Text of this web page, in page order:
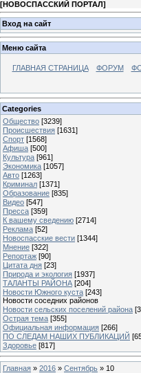
[НОВОСПАССКИЙ ПОРТАЛ]
Вход на сайт
Меню сайта
ГЛАВНАЯ СТРАНИЦА ФОРУМ
Categories
Общество [3239]
Происшествия [1631]
Спорт [1568]
Афиша [500]
Культура [961]
Экономика [1057]
Авто [1263]
Криминал [1371]
Образование [835]
Видео [547]
Пресса [359]
К вашему сведению [2714]
Реклама [52]
Новоспасские вести [1344]
Мнение [322]
Репортаж [90]
Цитата дня [23]
Природа и экология [1937]
ТАЛАНТЫ РАЙОНА [204]
Новости Южного куста [243]
Новости соседних районов
Новости сельских поселений района
Острая тема [355]
Официальная информация [266]
ПО СЛЕДАМ НАШИХ ПУБЛИКАЦИЙ
Здоровье [817]
Главная » 2016 » Сентябрь » 10